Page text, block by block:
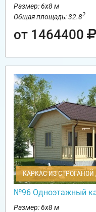
Размер: 6х8 м
Общая площадь: 32.82
от 1464400
КАРКАС ИЗ СТРОГАНОЙ
№96 Одноэтажный
Размер: 6х8 м